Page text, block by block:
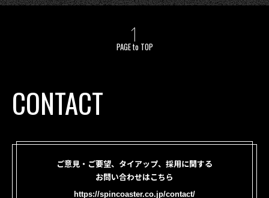
PAGE to TOP
CONTACT
ご意見・ご要望、タイアップ、採用に関する
お問い合わせはこちら
https://spincoaster.co.jp/contact/